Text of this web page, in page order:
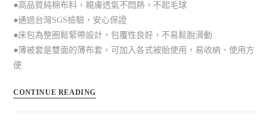
●高品質純棉布料，親膚透氣不悶熱，不起毛球
●通過台灣SGS檢驗，安心保證
●床包為整圈鬆緊帶設計，包覆性良好，不易鬆脫滑動
●薄被套是雙面的薄布套，可加入各式被胎使用，易收納、使用方
便
CONTINUE READING